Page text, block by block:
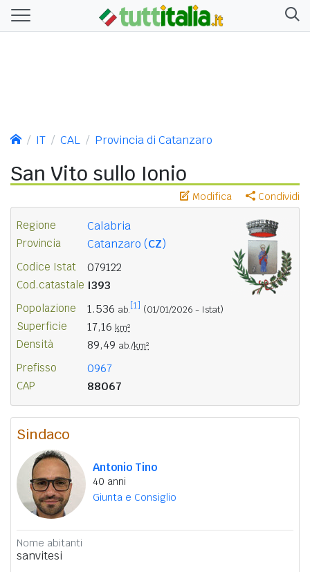
IT CAL Provincia di Catanzaro
San Vito sullo Ionio
Modifica Condividi
Regione Calabria
Provincia Catanzaro (CZ)
Codice Istat 079122
Cod.catastale I393
Popolazione 1.536 ab. [1] (01/01/2026 - Istat)
Superficie 17,16 km²
Densità 89,49 ab./km²
Prefisso 0967
CAP 88067
Sindaco
Antonio Tino
40 anni
Giunta e Consiglio
Nome abitanti
sanvitesi